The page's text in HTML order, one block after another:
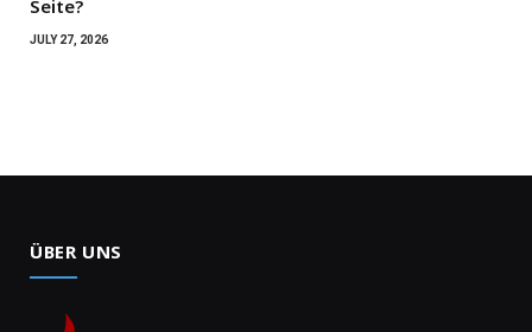
Seite?
JULY 27, 2026
ÜBER UNS